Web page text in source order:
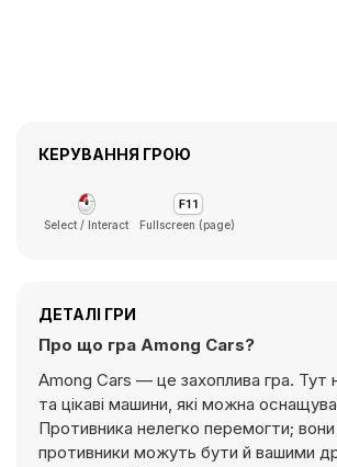
КЕРУВАННЯ ГРОЮ
Select / Interact Fullscreen (page)
ДЕТАЛІ ГРИ
Про що гра Among Cars?
Among Cars — це захоплива гра. Тут
та цікаві машини, які можна
Противника нелегко перемогти;
противники можуть бути й вашими